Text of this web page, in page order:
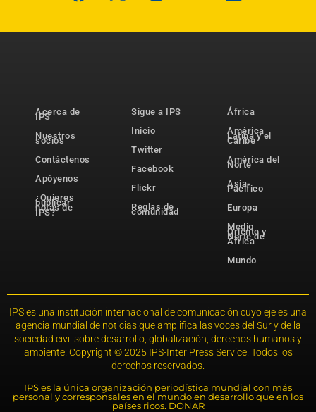
Acerca de
IPS
Nuestros
socios
Contáctenos
Apóyenos
¿Quieres
publicar
notas de
IPS?
Sigue a IPS
Inicio
Twitter
Facebook
Flickr
Reglas de
comunidad
África
América
Latina y el
Caribe
América del
Norte
Asia-
Pacífico
Europa
Medio
Oriente y
Norte de
África
Mundo
IPS es una institución internacional de comunicación cuyo eje es una
agencia mundial de noticias que amplifica las voces del Sur y de la
sociedad civil sobre desarrollo, globalización, derechos humanos y
ambiente. Copyright © 2025 IPS-Inter Press Service. Todos los
derechos reservados.
IPS es la única organización periodística mundial con más
personal y corresponsales en el mundo en desarrollo que en los
países ricos. DONAR